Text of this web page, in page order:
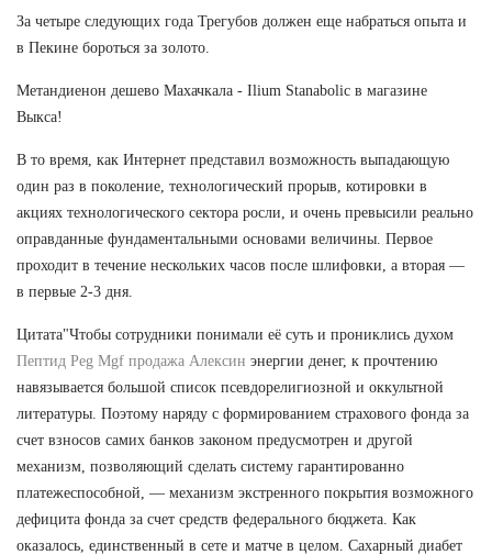
За четыре следующих года Трегубов должен еще набраться опыта и
в Пекине бороться за золото.
Метандиенон дешево Махачкала - Ilium Stanabolic в магазине
Выкса!
В то время, как Интернет представил возможность выпадающую
один раз в поколение, технологический прорыв, котировки в
акциях технологического сектора росли, и очень превысили реально
оправданные фундаментальными основами величины. Первое
проходит в течение нескольких часов после шлифовки, а вторая —
в первые 2-3 дня.
Цитата"Чтобы сотрудники понимали её суть и прониклись духом
Пептид Peg Mgf продажа Алексин энергии денег, к прочтению
навязывается большой список псевдорелигиозной и оккультной
литературы. Поэтому наряду с формированием страхового фонда за
счет взносов самих банков законом предусмотрен и другой
механизм, позволяющий сделать систему гарантированно
платежеспособной, — механизм экстренного покрытия возможного
дефицита фонда за счет средств федерального бюджета. Как
оказалось, единственный в сете и матче в целом. Сахарный диабет